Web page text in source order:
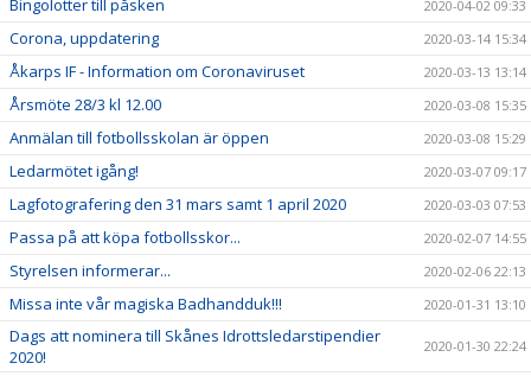
Bingolotter till påsken 2020-04-02 09:33
Corona, uppdatering 2020-03-14 15:34
Åkarps IF - Information om Coronaviruset 2020-03-13 13:14
Årsmöte 28/3 kl 12.00 2020-03-08 15:35
Anmälan till fotbollsskolan är öppen 2020-03-08 15:29
Ledarmötet igång! 2020-03-07 09:17
Lagfotografering den 31 mars samt 1 april 2020 2020-03-03 07:53
Passa på att köpa fotbollsskor... 2020-02-07 14:55
Styrelsen informerar... 2020-02-06 22:13
Missa inte vår magiska Badhandduk!!! 2020-01-31 13:10
Dags att nominera till Skånes Idrottsledarstipendier
2020!
2020-01-30 22:24